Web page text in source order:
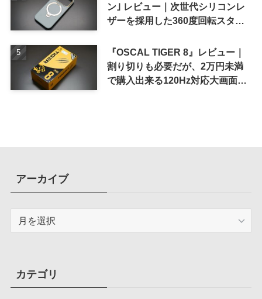
ン｣ レビュー｜次世代シリコンレ
ザーを採用した360度回転スタン
『OSCAL TIGER 8』レビュー｜
割り切りも必要だが、2万円未満
で購入出来る120Hz対応大画面ス
アーカイブ
ブカテゴリ